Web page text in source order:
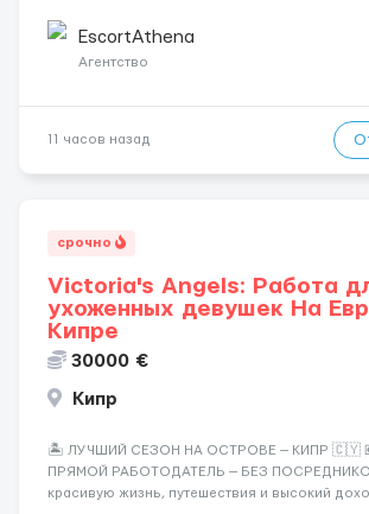
хорошие деньги 💶 — это предложение для
Требования: ✔️ Возраст от ...
EscortAthena
Агентство
11 часов назад
срочно
Victoria's Angels: Работа
ухоженных девушек На
Кипре
30000 €
Кипр
🏝️ ЛУЧШИЙ СЕЗОН НА ОСТРОВЕ — КИПР 🇨🇾
ПРЯМОЙ РАБОТОДАТЕЛЬ — БЕЗ
красивую жизнь, путешествия и высокий